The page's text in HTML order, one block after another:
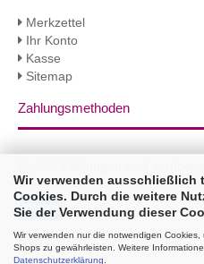
Wir verwenden ausschließlich
Cookies. Durch die weitere
Sie der Verwendung dieser
Wir verwenden nur die notwendigen
Shops zu gewährleisten. Weitere
Datenschutzerklärung
Merkzettel
Ihr Konto
Kasse
Sitemap
Zahlungsmethoden
Sie erhalten 3% Rabatt per
B2B